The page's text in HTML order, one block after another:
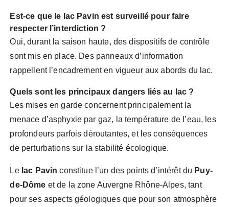
Est-ce que le lac Pavin est surveillé pour faire
respecter l’interdiction ?
Oui, durant la saison haute, des dispositifs de contrôle
sont mis en place. Des panneaux d’information
rappellent l’encadrement en vigueur aux abords du lac.
Quels sont les principaux dangers liés au lac ?
Les mises en garde concernent principalement la
menace d’asphyxie par gaz, la température de l’eau, les
profondeurs parfois déroutantes, et les conséquences
de perturbations sur la stabilité écologique.
Le lac Pavin constitue l’un des points d’intérêt du Puy-
de-Dôme et de la zone Auvergne Rhône-Alpes, tant
pour ses aspects géologiques que pour son atmosphère